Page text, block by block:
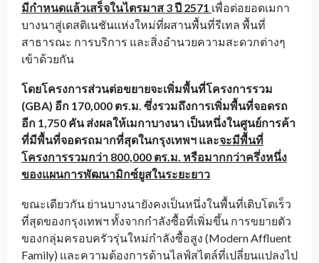
มีกำหนดแล้วเสร็จในไตรมาส 3 ปี 2571 เพื่อต่อยอดเมกา
บางนาสู่เดสติเนชันแห่งใหม่ที่ผสานพื้นที่รีเทล พื้นที่
สาธารณะ การบริการ และสิ่งอำนวยความสะดวกต่างๆ
เข้าด้วยกัน
โดยโครงการส่วนต่อขยายจะเพิ่มพื้นที่โครงการรวม
(GBA) อีก 170,000 ตร.ม. ซึ่งรวมถึงการเพิ่มพื้นที่จอดรถ
อีก 1,750 คัน ส่งผลให้เมกาบางนา เป็นหนึ่งในศูนย์การค้า
ที่มีพื้นที่จอดรถมากที่สุดในกรุงเทพฯ และจะมีพื้นที่
โครงการรวมกว่า 800,000 ตร.ม. หรือมากกว่าครึ่งหนึ่ง
ของแผนการพัฒนามิกซ์ยูสในระยะยาว
ขณะเดียวกัน ย่านบางนายังคงเป็นหนึ่งในพื้นที่เติบโตเร็ว
ที่สุดของกรุงเทพฯ ทั้งจากกำลังซื้อที่เพิ่มขึ้น การขยายตัว
ของกลุ่มครอบครัวรุ่นใหม่กำลังซื้อสูง (Modern Affluent
Family) และความต้องการด้านไลฟ์สไตล์ที่เปลี่ยนแปลงไป